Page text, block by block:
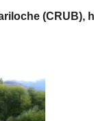
(CRUB),